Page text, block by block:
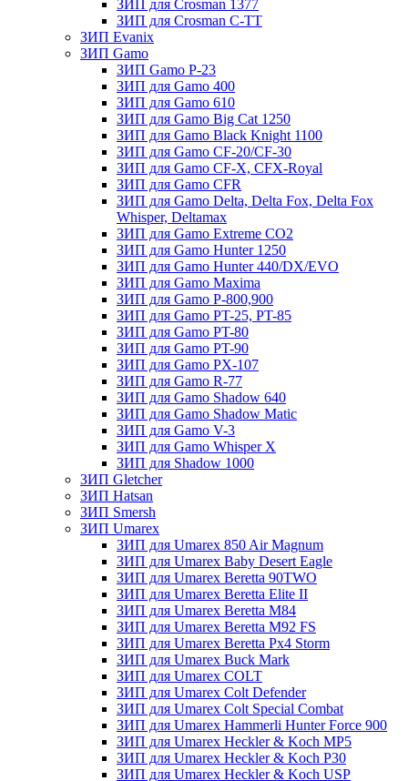
ЗИП для Crosman 1377
ЗИП для Crosman C-TT
ЗИП Evanix
ЗИП Gamo
ЗИП Gamo P-23
ЗИП для Gamo 400
ЗИП для Gamo 610
ЗИП для Gamo Big Cat 1250
ЗИП для Gamo Black Knight 1100
ЗИП для Gamo CF-20/CF-30
ЗИП для Gamo CF-X, CFX-Royal
ЗИП для Gamo CFR
ЗИП для Gamo Delta, Delta Fox, Delta Fox
Whisper, Deltamax
ЗИП для Gamo Extreme CO2
ЗИП для Gamo Hunter 1250
ЗИП для Gamo Hunter 440/DX/EVO
ЗИП для Gamo Maxima
ЗИП для Gamo P-800,900
ЗИП для Gamo PT-25, PT-85
ЗИП для Gamo PT-80
ЗИП для Gamo PT-90
ЗИП для Gamo PX-107
ЗИП для Gamo R-77
ЗИП для Gamo Shadow 640
ЗИП для Gamo Shadow Matic
ЗИП для Gamo V-3
ЗИП для Gamo Whisper X
ЗИП для Shadow 1000
ЗИП Gletcher
ЗИП Hatsan
ЗИП Smersh
ЗИП Umarex
ЗИП для Umarex 850 Air Magnum
ЗИП для Umarex Baby Desert Eagle
ЗИП для Umarex Beretta 90TWO
ЗИП для Umarex Beretta Elite II
ЗИП для Umarex Beretta M84
ЗИП для Umarex Beretta M92 FS
ЗИП для Umarex Beretta Px4 Storm
ЗИП для Umarex Buck Mark
ЗИП для Umarex COLT
ЗИП для Umarex Colt Defender
ЗИП для Umarex Colt Special Combat
ЗИП для Umarex Hammerli Hunter Force 900
ЗИП для Umarex Heckler & Koch MP5
ЗИП для Umarex Heckler & Koch P30
ЗИП для Umarex Heckler & Koch USP